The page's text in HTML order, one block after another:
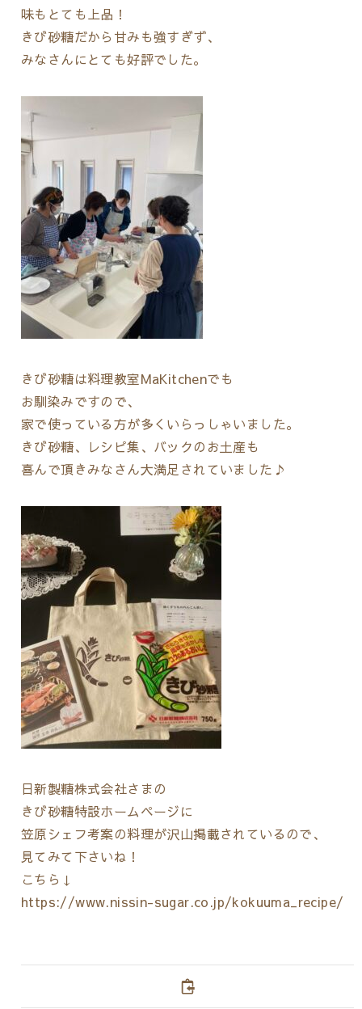
味もとても上品！
きび砂糖だから甘みも強すぎず、
みなさんにとても好評でした。
きび砂糖は料理教室MaKitchenでも
お馴染みですので、
家で使っている方が多くいらっしゃいました。
きび砂糖、レシピ集、バックのお土産も
喜んで頂きみなさん大満足されていました♪
日新製糖株式会社さまの
きび砂糖特設ホームページに
笠原シェフ考案の料理が沢山掲載されているので、
見てみて下さいね！
こちら↓
https://www.nissin-sugar.co.jp/kokuuma_recipe/